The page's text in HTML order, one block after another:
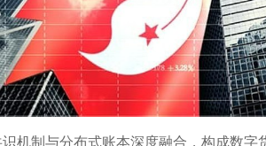
机制与分布式账本深度融合，构成数